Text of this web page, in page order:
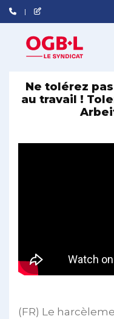
Ne tolérez
au travail !
(FR) Le